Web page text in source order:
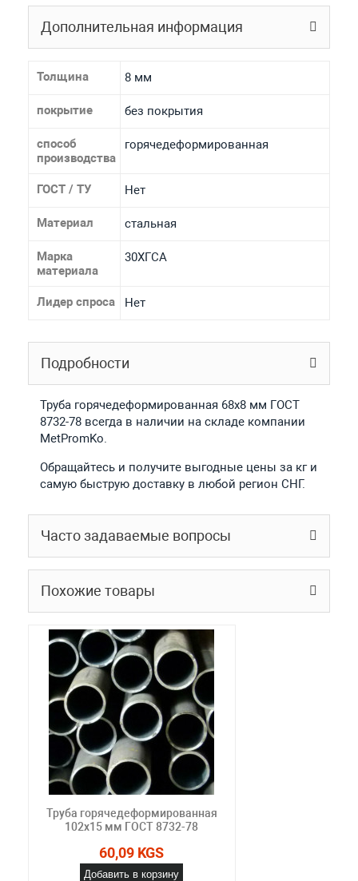
Дополнительная информация
Толщина 8 мм
покрытие без покрытия
способ
производства
горячедеформированная
ГОСТ / ТУ Нет
Материал стальная
Марка
материала
30ХГСА
Лидер спроса Нет
Подробности
Труба горячедеформированная 68х8 мм ГОСТ
8732-78 всегда в наличии на складе компании
MetPromKo.
Обращайтесь и получите выгодные цены за кг и
самую быструю доставку в любой регион СНГ.
Часто задаваемые вопросы
Похожие товары
Труба горячедеформированная
102х15 мм ГОСТ 8732-78
60,09 KGS
Добавить в корзину